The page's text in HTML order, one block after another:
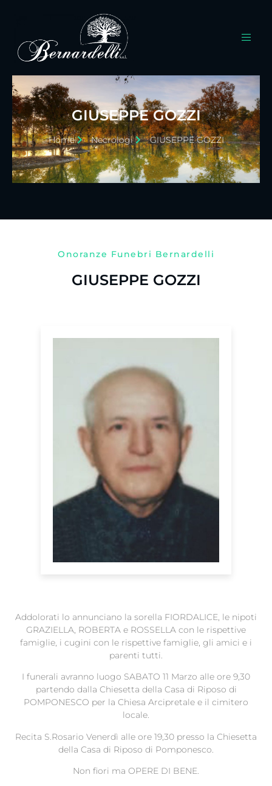
GIUSEPPE GOZZI
Home Necrologi GIUSEPPE GOZZI
Onoranze Funebri Bernardelli
GIUSEPPE GOZZI
Addolorati lo annunciano la sorella FIORDALICE, le nipoti
GRAZIELLA, ROBERTA e ROSSELLA con le rispettive
famiglie, i cugini con le rispettive famiglie, gli amici e i
parenti tutti.
I funerali avranno luogo SABATO 11 Marzo alle ore 9,30
partendo dalla Chiesetta della Casa di Riposo di
POMPONESCO per la Chiesa Arcipretale e il cimitero
locale.
Recita S.Rosario Venerdì alle ore 19,30 presso la Chiesetta
della Casa di Riposo di Pomponesco.
Non fiori ma OPERE DI BENE.